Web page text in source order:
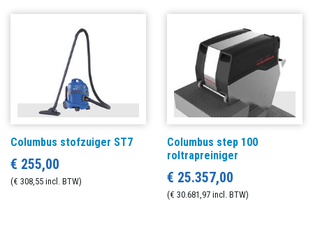
Columbus stofzuiger ST7
€ 255,00
(€ 308,55 incl. BTW)
Columbus step 100
roltrapreiniger
€ 25.357,00
(€ 30.681,97 incl. BTW)